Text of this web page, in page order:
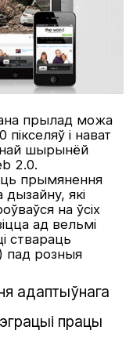
прылад можа
і нават
шырынёй
2.0.
прымянення
які
на ўсіх
ад вельмі
ствараць
пад розныя
адаптыўнага
працы